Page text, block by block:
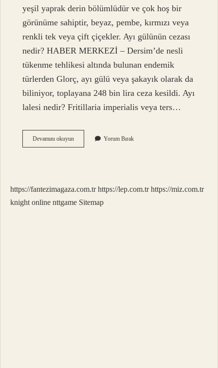
yeşil yaprak derin bölümlüdür ve çok hoş bir
görünüme sahiptir, beyaz, pembe, kırmızı veya
renkli tek veya çift çiçekler. Ayı gülünün cezası
nedir? HABER MERKEZİ – Dersim’de nesli
tükenme tehlikesi altında bulunan endemik
türlerden Glorç, ayı gülü veya şakayık olarak da
biliniyor, toplayana 248 bin lira ceza kesildi. Ayı
lalesi nedir? Fritillaria imperialis veya ters…
Devamını okuyunAyı
Gülü
Yorum Bırak
https://fantezimagaza.com.tr https://lep.com.tr https://miz.com.tr
knight online nttgame Sitemap